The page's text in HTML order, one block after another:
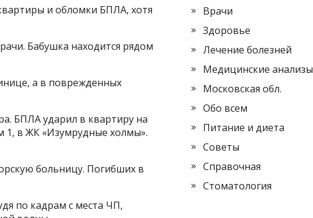
и обломки БПЛА, хотя
Бабушка находится рядом
а в поврежденных
БПЛА ударил в квартиру на
1, в ЖК «Изумрудные холмы».
больницу. Погибших в
по кадрам с места ЧП,
Врачи
Здоровье
Лечение болезней
Медицинские анализы
Московская обл.
Обо всем
Питание и диета
Советы
Справочная
Стоматология